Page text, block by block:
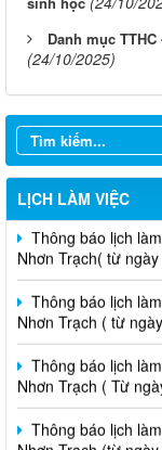
Danh mục
(24/10/2025)
LỊCH LÀM VIỆC
Thông báo lịch
Nhơn Trạch( từ
Thông báo lịch
Nhơn Trạch ( từ
Thông báo lịch
Nhơn Trạch ( Từ
Thông báo lịch
Nhơn Trạch (từ